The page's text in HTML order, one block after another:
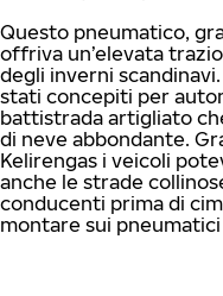
Questo pneumatico,
offriva un’elevata
degli inverni
stati concepiti per
battistrada artigliato
di neve abbondante.
Kelirengas i veicoli
anche le strade
conducenti prima di
montare sui